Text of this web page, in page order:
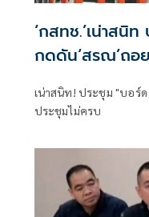
‘กสทช.’เน่าสนิท ประชุมล่มรอบ3
กดดัน‘สรณ’ถอย
เน่าสนิท! ประชุม "บอร์
ประชุมไม่ครบ